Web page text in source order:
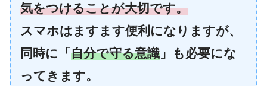
気をつけることが大切です。
スマホはますます便利になりますが、
同時に「 自分で守る意識 」も必要にな
ってきます。